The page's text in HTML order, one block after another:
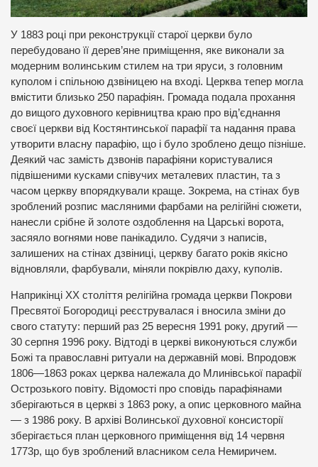
У 1883 році при реконструкції старої церкви було
перебудовано її дерев’яне приміщення, яке виконали за
модерним волинським стилем на три яруси, з головним
куполом і спільною дзвіницею на вході. Церква тепер могла
вмістити близько 250 парафіян. Громада подала прохання
до вищого духовного керівництва краю про від’єднання
своєї церкви від Костянтинської парафії та надання права
утворити власну парафію, що і було зроблено дещо пізніше.
Деякий час замість дзвонів парафіяни користувалися
підвішеними кусками співучих металевих пластин, та з
часом церкву впорядкували краще. Зокрема, на стінах був
зроблений розпис масляними фарбами на релігійні сюжети,
нанесли срібне й золоте оздоблення на Царські ворота,
засяяло вогнями нове панікадило. Судячи з написів,
залишених на стінах дзвіниці, церкву багато років якісно
відновляли, фарбували, міняли покрівлю даху, куполів.
Наприкінці XX століття релігійна громада церкви Покрови
Пресвятої Богородиці реєструвалася і вносила зміни до
свого статуту: перший раз 25 вересня 1991 року, другий —
30 серпня 1996 року. Відтоді в церкві виконуються служби
Божі та православні ритуали на державній мові. Впродовж
1806—1863 роках церква належала до Млинівської парафії
Острозького повіту. Відомості про сповідь парафіянами
зберігаються в церкві з 1863 року, а опис церковного майна
— з 1986 року. В архіві Волинської духовної консисторії
зберігається план церковного приміщення від 14 червня
1773р, що був зроблений власником села Немиричем.